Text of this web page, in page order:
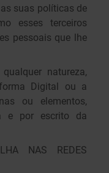
suas políticas de
esses terceiros
pessoais que lhe
natureza,
Digital ou a
ou elementos,
e por escrito da
NAS REDES